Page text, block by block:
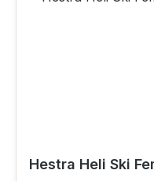
Hestra Heli Ski